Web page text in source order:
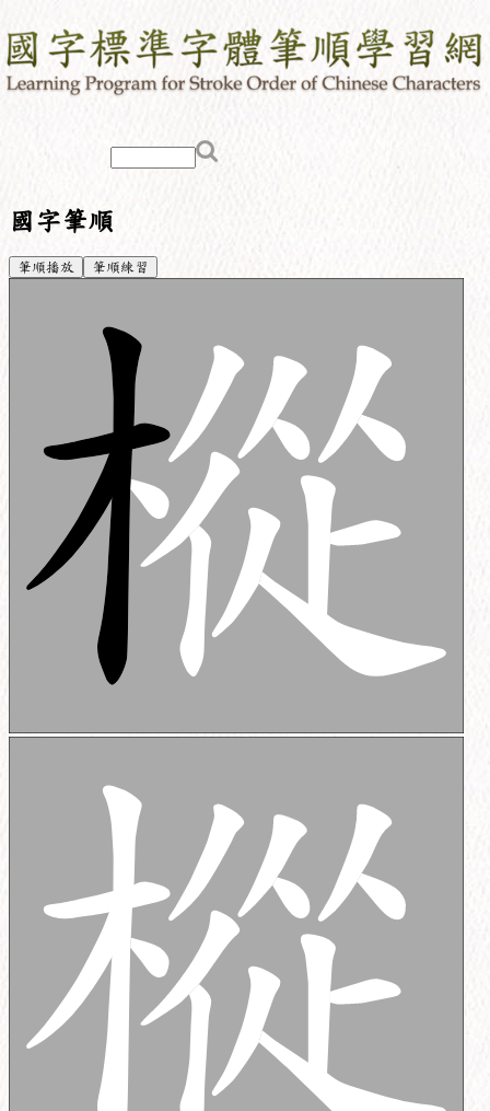
國字筆順
筆順播放 筆順練習